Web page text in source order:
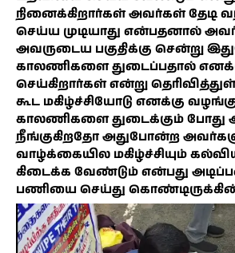
நினைக்கிறார்கள் அவர்கள் தேடி
செய்ய முடியாது என்பதனால்
அவருடைய பகுதிக்கு சென்று
காலணிகளை துடைப்பதால்
செய்கிறார்கள் என்று
கூட மகிழ்ச்சியோடு எனக்கு
காலணிகளை துடைக்கும் போது
நீங்குகிறதோ அதுபோன்ற
வாழ்க்கையில மகிழ்ச்சியும்
கிடைக்க வேண்டும் என்பது
பணியை செய்து